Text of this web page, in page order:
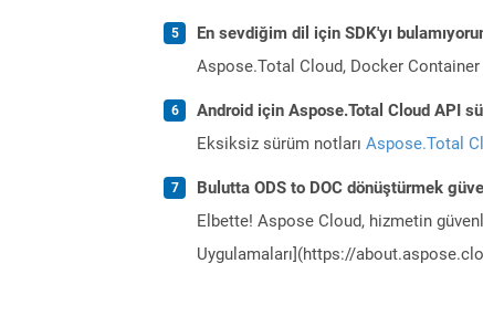
En sevdiğim dil için SDK'yı
Aspose.Total Cloud, Docker Container
Android için Aspose.Total Cloud API
Eksiksiz sürüm notları Aspose.Total
Bulutta ODS to DOC dönüştürmek
Elbette! Aspose Cloud, hizmetin
Uygulamaları](https://